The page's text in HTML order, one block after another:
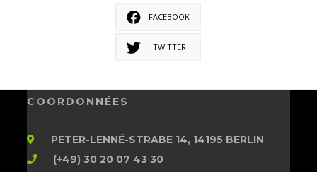
FACEBOOK
TWITTER
COORDONNÉES
PETER-LENNÉ-STRABE 14, 14195 BERLIN
(+49) 30 20 07 43 30